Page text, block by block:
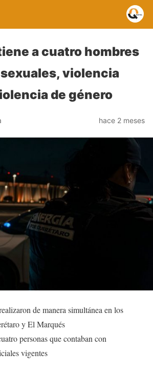
a cuatro hombres
violencia
de género
hace 2 meses
de manera simultánea en los
y El Marqués
personas que contaban con
vigentes